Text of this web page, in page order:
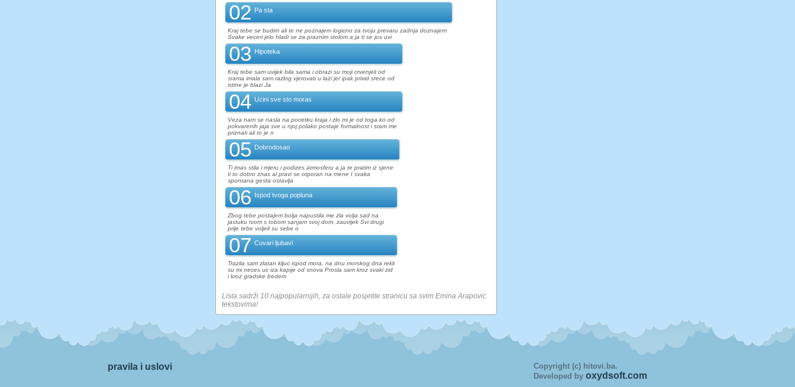
02 Pa sta
Kraj tebe se budim ali te ne poznajem logicno za tvoju prevaru zadnja doznajem
Svake veceri jelo hladi se za praznim stolom a ja ti se jos uvi
03 Hipoteka
Kraj tebe sam uvijek bila sama i obrazi su moji crvenjeli od
srama imala sam razlog vjerovati u lazi jer ipak privid srece od
istine je blazi Ja
04 Ucini sve sto moras
Veza nam se nasla na pocetku kraja i zlo mi je od toga ko od
pokvarenih jaja sve u njoj polako postaje formalnost i sram me
priznati ali to je n
05 Dobrodosao
Ti imas stila i mjeru i podizes atmosferu a ja te pratim iz sjene
ti to dobro znas al pravi se otporan na mene I svaka
spontana gesta ostavlja
06 Ispod tvoga popluna
Zbog tebe postajem bolja napustila me zla volja sad na
jastuku tvom s tobom sanjam svoj dom, zauvijek Svi drugi
prije tebe voljeli su sebe o
07 Cuvari ljubavi
Trazila sam zlatan kljuc ispod mora, na dnu morskog dna rekli
su mi neces uc iza kapije od snova Prosla sam kroz svaki zid
i kroz gradske bedem
Lista sadrži 10 najpopularnijih, za ostale posjetite stranicu sa svim Emina Arapovic
tekstovima!
pravila i uslovi
Copyright (c) hitovi.ba.
Developed by oxydsoft.com